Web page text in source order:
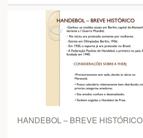
HANDEBOL – BREVE HISTÓRICO